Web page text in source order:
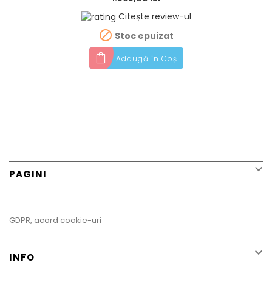
Citește review-ul
 Stoc epuizat
Adaugă în Coș
PAGINI 
GDPR, acord cookie-uri
INFO 